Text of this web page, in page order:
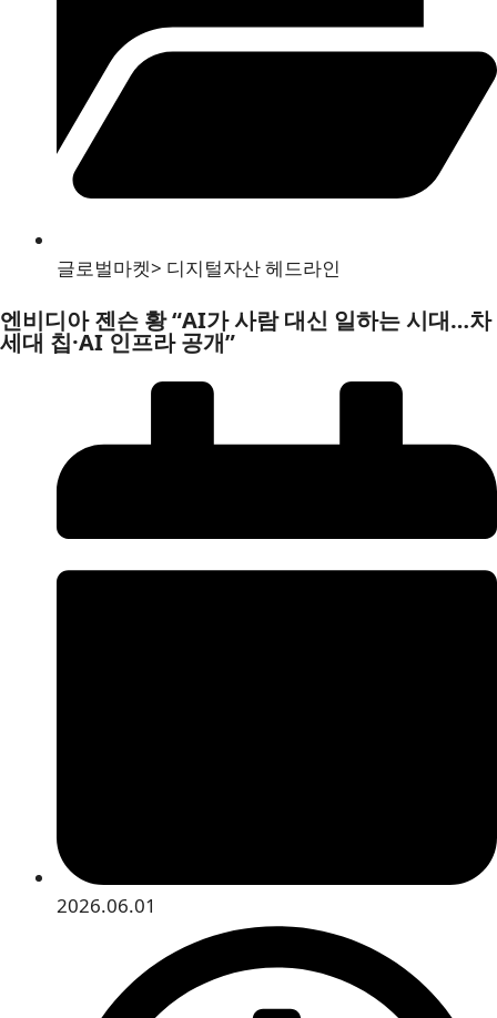
글로벌마켓> 디지털자산 헤드라인
엔비디아 젠슨 황 “AI가 사람 대신 일하는 시대…차
세대 칩·AI 인프라 공개”
2026.06.01